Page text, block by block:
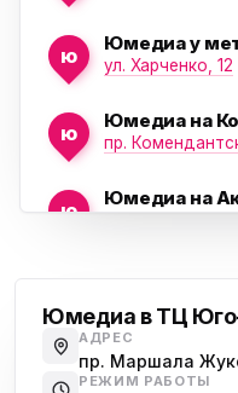
ю
Юмедиа у
ул. Харченко, 12
ю
Юмедиа на
пр.
ю
Юмедиа на
Юмедиа на
пр. Наставников
Юмедиа в ТЦ
АДРЕС
пр. Маршала
РЕЖИМ РАБОТЫ